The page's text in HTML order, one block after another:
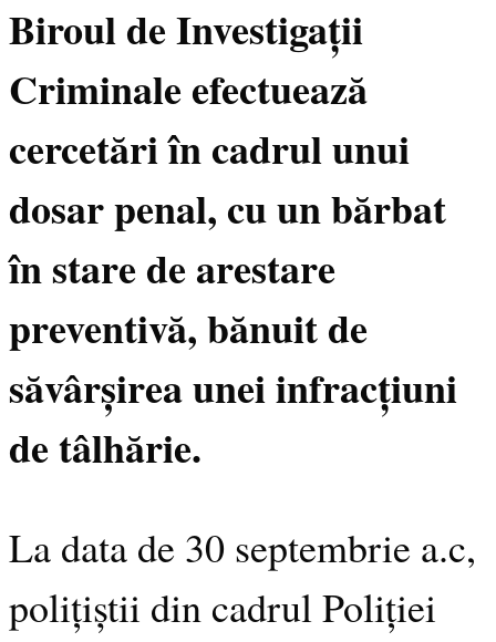
Biroul de Investigații
Criminale efectuează
cercetări în cadrul unui
dosar penal, cu un bărbat
în stare de arestare
preventivă, bănuit de
săvârșirea unei infracțiuni
de tâlhărie.
La data de 30 septembrie a.c,
polițiștii din cadrul Poliției